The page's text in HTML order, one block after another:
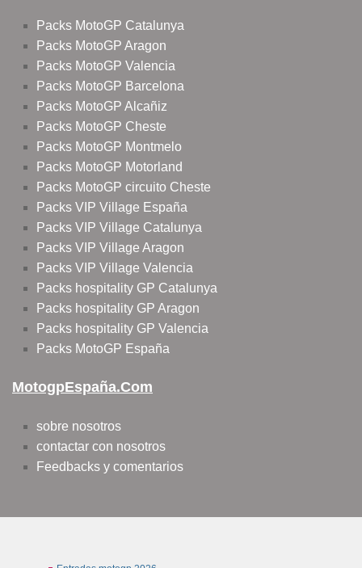
Packs MotoGP Catalunya
Packs MotoGP Aragon
Packs MotoGP Valencia
Packs MotoGP Barcelona
Packs MotoGP Alcañiz
Packs MotoGP Cheste
Packs MotoGP Montmelo
Packs MotoGP Motorland
Packs MotoGP circuito Cheste
Packs VIP Village España
Packs VIP Village Catalunya
Packs VIP Village Aragon
Packs VIP Village Valencia
Packs hospitality GP Catalunya
Packs hospitality GP Aragon
Packs hospitality GP Valencia
Packs MotoGP España
MotogpEspaña.com
sobre nosotros
contactar con nosotros
Feedbacks y comentarios